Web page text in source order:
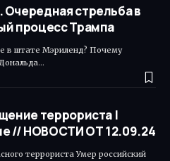
стрельба в
процесс Трампа
в штате Мэриленд? Почему
террориста |
// НОВОСТИ ОТ 12.09.24
террориста Умер российский